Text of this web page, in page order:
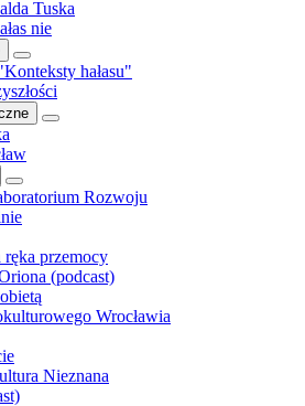
Tuska
nie
hałasu"
Rozwoju
przemocy
(podcast)
Wrocławia
Nieznana